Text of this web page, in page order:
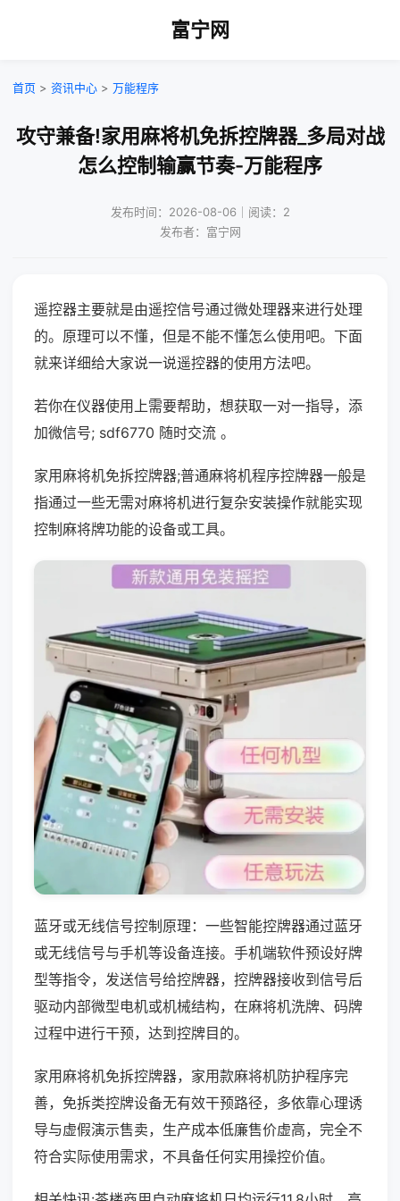
富宁网
首页 > 资讯中心 > 万能程序
攻守兼备!家用麻将机免拆控牌器_多局对战
怎么控制输赢节奏-万能程序
发布时间：2026-08-06｜阅读：2
发布者：富宁网
遥控器主要就是由遥控信号通过微处理器来进行处理
的。原理可以不懂，但是不能不懂怎么使用吧。下面
就来详细给大家说一说遥控器的使用方法吧。
若你在仪器使用上需要帮助，想获取一对一指导，添
加微信号; sdf6770 随时交流 。
家用麻将机免拆控牌器;普通麻将机程序控牌器一般是
指通过一些无需对麻将机进行复杂安装操作就能实现
控制麻将牌功能的设备或工具。
蓝牙或无线信号控制原理：一些智能控牌器通过蓝牙
或无线信号与手机等设备连接。手机端软件预设好牌
型等指令，发送信号给控牌器，控牌器接收到信号后
驱动内部微型电机或机械结构，在麻将机洗牌、码牌
过程中进行干预，达到控牌目的。
家用麻将机免拆控牌器，家用款麻将机防护程序完
善，免拆类控牌设备无有效干预路径，多依靠心理诱
导与虚假演示售卖，生产成本低廉售价虚高，完全不
符合实际使用需求，不具备任何实用操控价值。